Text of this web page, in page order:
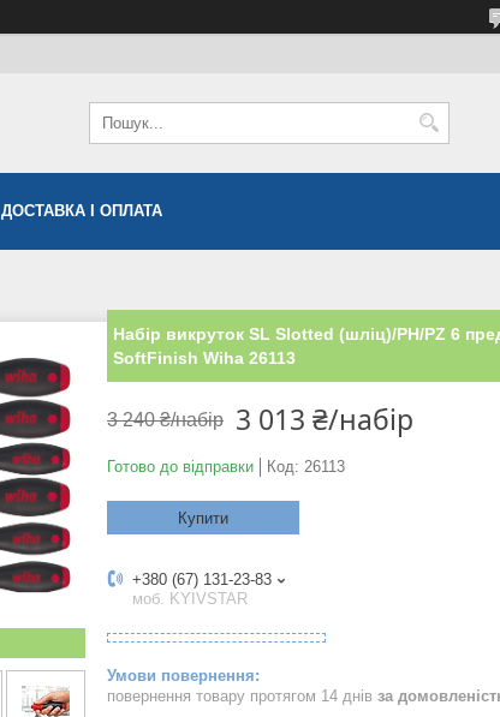
ДОСТАВКА І ОПЛАТА
Набір викруток SL Slotted (шліц)/PH/PZ 6
SoftFinish Wiha 26113
3 240 ₴/набір 3 013 ₴/набір
Готово до відправки Код: 26113
Купити
+380 (67) 131-23-83
моб. KYIVSTAR
повернення товару протягом 14 днів за